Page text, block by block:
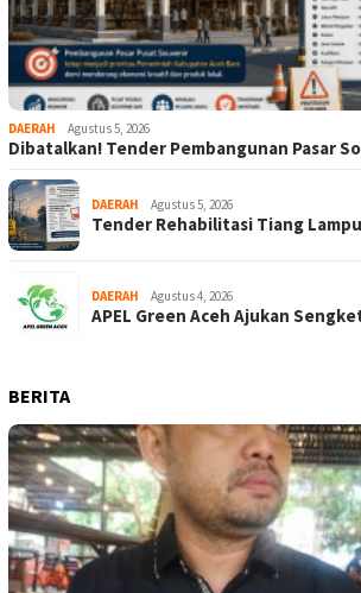
DAERAH Agustus 5, 2026
Dibatalkan! Tender Pembangunan Pasar
DAERAH Agustus 5, 2026
Tender Rehabilitasi Tiang
DAERAH Agustus 4, 2026
APEL Green Aceh Ajukan
BERITA